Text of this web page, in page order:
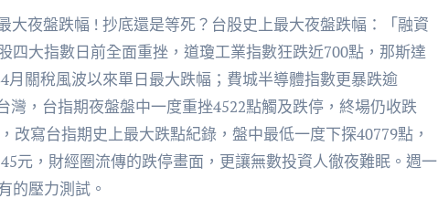
夜盤跌幅 ! 抄底還是等死？台股史上最大夜盤跌幅：「融資
四大指數日前全面重挫，道瓊工業指數狂跌近700點，那斯達
月關稅風波以來單日最大跌幅；費城半導體指數更暴跌逾
灣，台指期夜盤盤中一度重挫4522點觸及跌停，終場仍收跌
改寫台指期史上最大跌點紀錄，盤中最低一度下探40779點，
元，財經圈流傳的跌停畫面，更讓無數投資人徹夜難眠。週一
的壓力測試。